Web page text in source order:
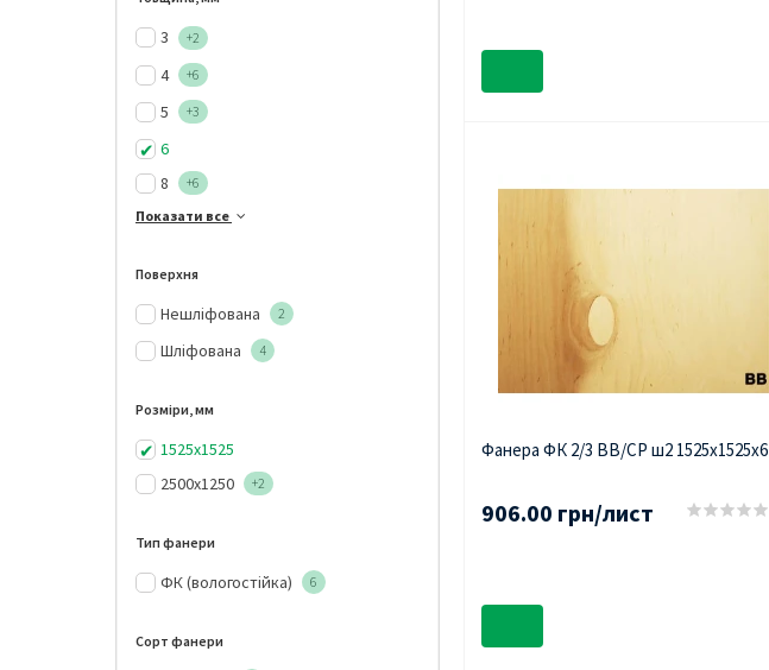
3 +2
4 +6
5 +3
6
8
+6
Показати все
Поверхня
Нешліфована 2
Шліфована 4
Розміри, мм
1525х1525
2500х1250
+2
Тип фанери
ФК (вологостійка) 6
Сорт фанери
Фанера ФК 2/3 ВВ/СР ш2 1525х1525х6
906.00 грн/лист